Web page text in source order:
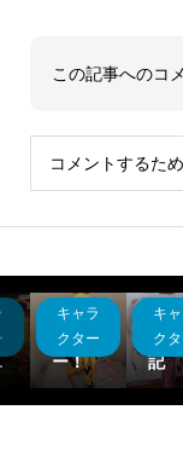
この記事へのコ
コメントするた
キャラ
クター
ラトラ
ータ
ー！
キ
ク
グ
ノ
記